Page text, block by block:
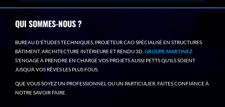
QUI SOMMES-NOUS ?
BUREAU D'ÉTUDES TECHNIQUES, PROJETEUR CAO SPÉCIALISÉ EN STRUCTURES
BÂTIMENT, ARCHITECTURE INTÉRIEURE ET RENDU 3D. GROUPE MARTINEZ
S'ENGAGE À PRENDRE EN CHARGE VOS PROJETS AUSSI PETTS QU'ILS SOIENT
JUSQU'À VOS RÊVES LES PLUS FOUS.
QUE VOUS SOYEZ UN PROFESSIONNEL OU UN PARTICULIER, FAITES CONFIANCE À
NOTRE SAVOIR FAIRE.